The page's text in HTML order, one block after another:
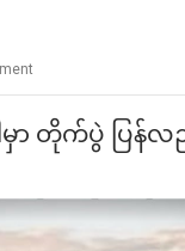
မှာ တိုက်ပွဲ ပြန်